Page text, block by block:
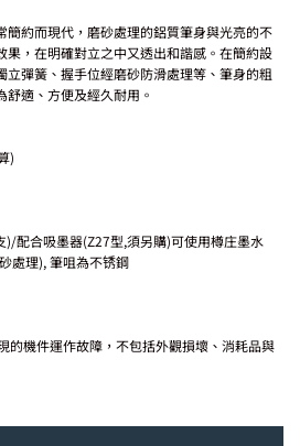
簡約而現代，磨砂處理的鋁質筆身與光亮的不
果，在明確對立之中又透出和諧感。在簡約設
彈簧、握手位經磨砂防滑處理等、筆身的粗
適、方便及經久耐用。
)
配合吸墨器(Z27型,須另購)可使用樽庄墨水
處理), 筆咀為不锈鋼
的機件運作故障，不包括外觀損壞、消耗品與